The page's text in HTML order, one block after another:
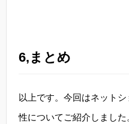
6,まとめ
以上です。今回はネット
性についてご紹介しました